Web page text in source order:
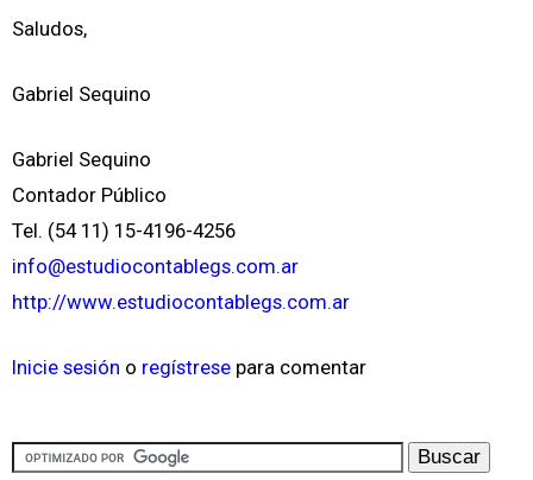
Saludos,
Gabriel Sequino
Gabriel Sequino
Contador Público
Tel. (54 11) 15-4196-4256
info@estudiocontablegs.com.ar
http://www.estudiocontablegs.com.ar
Inicie sesión o regístrese para comentar